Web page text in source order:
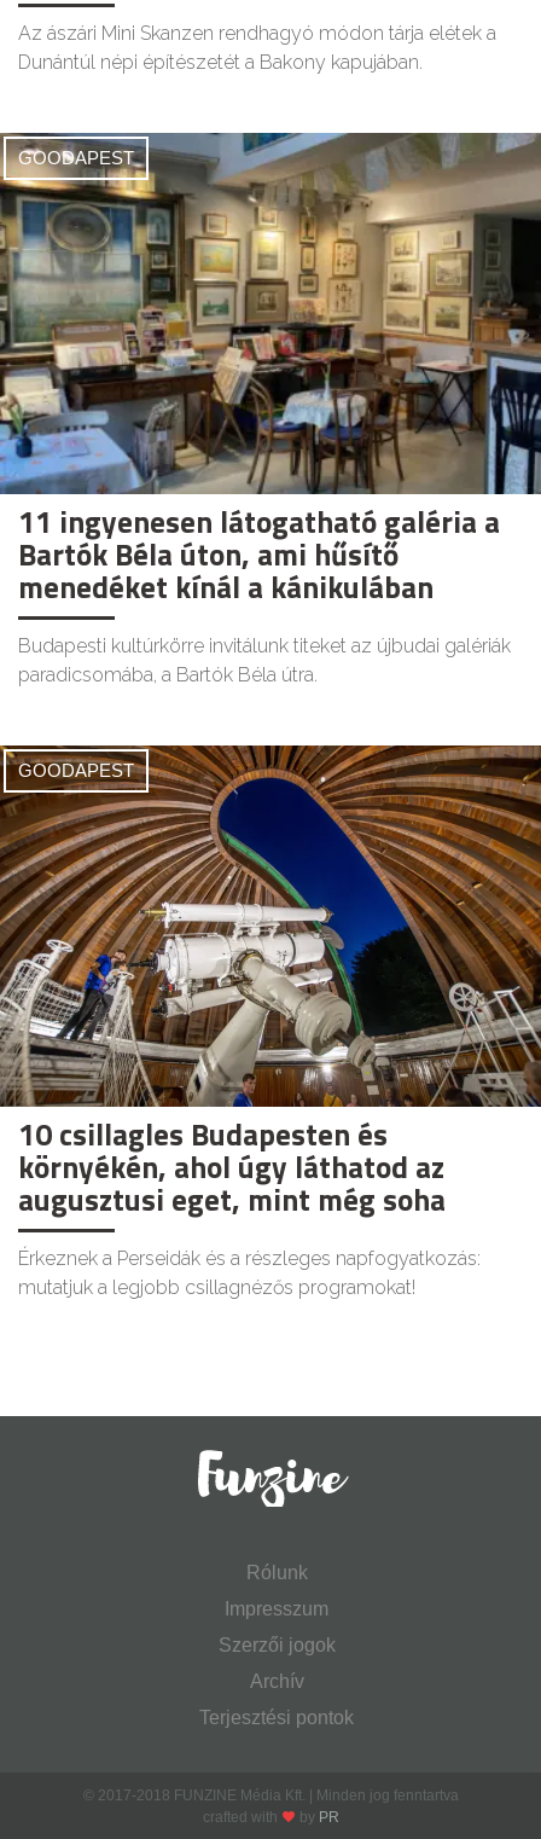
Az ászári Mini Skanzen rendhagyó módon tárja elétek a
Dunántúl népi építészetét a Bakony kapujában.
GOODAPEST
11 ingyenesen látogatható galéria a
Bartók Béla úton, ami hűsítő
menedéket kínál a kánikulában
Budapesti kultúrkörre invitálunk titeket az újbudai galériák
paradicsomába, a Bartók Béla útra.
GOODAPEST
10 csillagles Budapesten és
környékén, ahol úgy láthatod az
augusztusi eget, mint még soha
Érkeznek a Perseidák és a részleges napfogyatkozás:
mutatjuk a legjobb csillagnézős programokat!
Rólunk
Impresszum
Szerzői jogok
Archív
Terjesztési pontok
© 2017-2018 FUNZINE Média Kft. | Minden jog fenntartva
crafted with
by PR